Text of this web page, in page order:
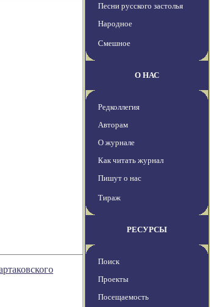
Песни русского застолья
Народное
Смешное
О НАС
Редколлегия
Авторам
О журнале
Как читать журнал
Пишут о нас
Тираж
РЕСУРСЫ
Поиск
Проекты
Посещаемость